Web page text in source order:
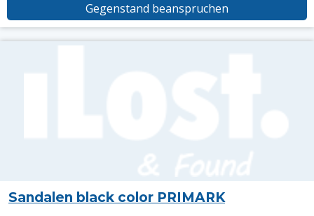
Gegenstand beanspruchen
Sandalen black color PRIMARK